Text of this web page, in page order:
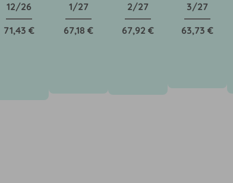
12/26
71,43 €
1/27
67,18 €
2/27
67,92 €
3/27
63,73 €